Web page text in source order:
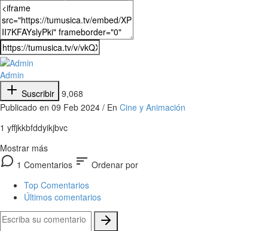
Admin
Suscribir 9,068
Publicado en 09 Feb 2024 / En Cine y Animación
1 yffjkkbfddyikjbvc
Mostrar más
1 Comentarios sort Ordenar por
Top Comentarios
Últimos comentarios